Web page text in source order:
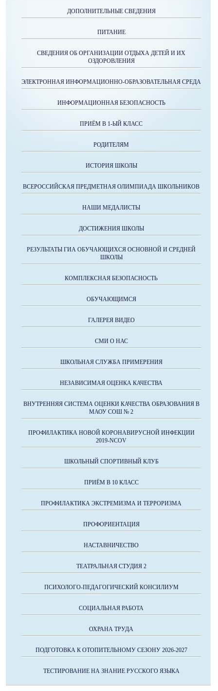
ДОПОЛНИТЕЛЬНЫЕ СВЕДЕНИЯ
ПИТАНИЕ
СВЕДЕНИЯ ОБ ОРГАНИЗАЦИИ ОТДЫХА ДЕТЕЙ И ИХ
ОЗДОРОВЛЕНИЯ
ЭЛЕКТРОННАЯ ИНФОРМАЦИОННО-ОБРАЗОВАТЕЛЬНАЯ СРЕДА
ИНФОРМАЦИОННАЯ БЕЗОПАСНОСТЬ
ПРИЁМ В 1-ЫЙ КЛАСС
РОДИТЕЛЯМ
ИСТОРИЯ ШКОЛЫ
ВСЕРОССИЙСКАЯ ПРЕДМЕТНАЯ ОЛИМПИАДА ШКОЛЬНИКОВ
НАШИ МЕДАЛИСТЫ
ДОСТИЖЕНИЯ ШКОЛЫ
РЕЗУЛЬТАТЫ ГИА ОБУЧАЮЩИХСЯ ОСНОВНОЙ И СРЕДНЕЙ
ШКОЛЫ
КОМПЛЕКСНАЯ БЕЗОПАСНОСТЬ
ОБУЧАЮЩИМСЯ
ГАЛЕРЕЯ ВИДЕО
СМИ О НАС
ШКОЛЬНАЯ СЛУЖБА ПРИМЕРЕНИЯ
НЕЗАВИСИМАЯ ОЦЕНКА КАЧЕСТВА
ВНУТРЕННЯЯ СИСТЕМА ОЦЕНКИ КАЧЕСТВА ОБРАЗОВАНИЯ В
МАОУ СОШ № 2
ПРОФИЛАКТИКА НОВОЙ КОРОНАВИРУСНОЙ ИНФЕКЦИИ
2019-NCOV
ШКОЛЬНЫЙ СПОРТИВНЫЙ КЛУБ
ПРИЁМ В 10 КЛАСС
ПРОФИЛАКТИКА ЭКСТРЕМИЗМА И ТЕРРОРИЗМА
ПРОФОРИЕНТАЦИЯ
НАСТАВНИЧЕСТВО
ТЕАТРАЛЬНАЯ СТУДИЯ 2
ПСИХОЛОГО-ПЕДАГОГИЧЕСКИЙ КОНСИЛИУМ
СОЦИАЛЬНАЯ РАБОТА
ОХРАНА ТРУДА
ПОДГОТОВКА К ОТОПИТЕЛЬНОМУ СЕЗОНУ 2026-2027
ТЕСТИРОВАНИЕ НА ЗНАНИЕ РУССКОГО ЯЗЫКА